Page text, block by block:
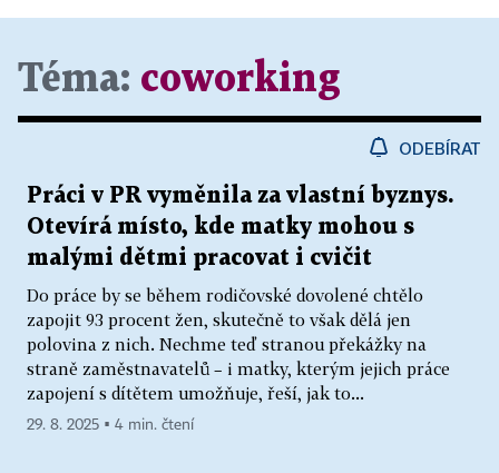
Téma: coworking
ODEBÍRAT
Práci v PR vyměnila za vlastní byznys.
Otevírá místo, kde matky mohou s
malými dětmi pracovat i cvičit
Do práce by se během rodičovské dovolené chtělo
zapojit 93 procent žen, skutečně to však dělá jen
polovina z nich. Nechme teď stranou překážky na
straně zaměstnavatelů – i matky, kterým jejich práce
zapojení s dítětem umožňuje, řeší, jak to...
29. 8. 2025 ▪ 4 min. čtení